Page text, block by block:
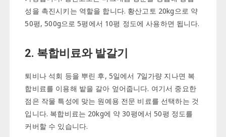
성을 촉진시키는 역할을 합니다. 황산고토 20kg으로 약
50평, 500g으로 5평에서 10평 정도에 사용하면 됩니다.
2. 복합비료와 밭갈기
퇴비나 석회 등을 뿌린 후, 5일에서 7일가량 지나면 복
합비료를 이용해 밭을 갈아 엎어줍니다. 여기서 중요한
점은 작물 특성에 맞는 원예용 전문 비료를 선택하는 것
입니다. 복합비료는 20kg에 약 30평에서 50평 정도를
커버할 수 있습니다.